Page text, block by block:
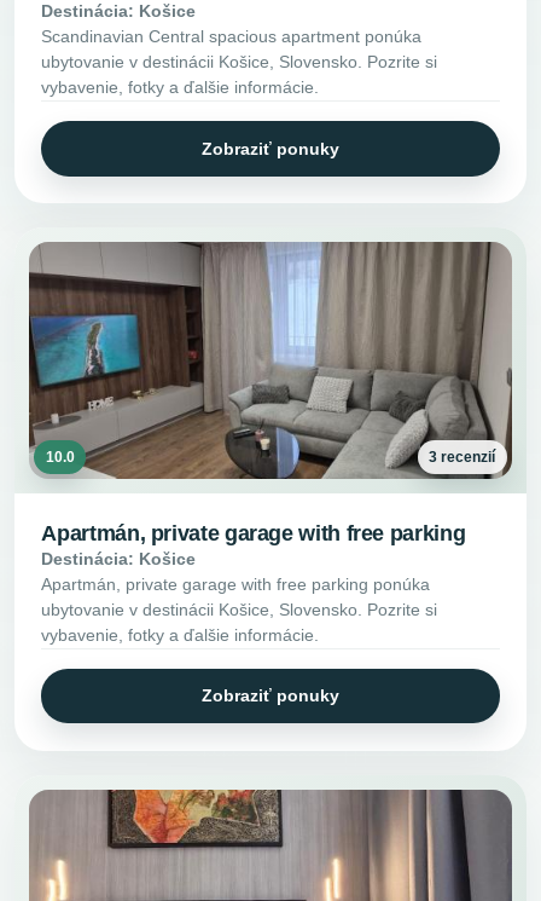
Destinácia: Košice
Scandinavian Central spacious apartment ponúka
ubytovanie v destinácii Košice, Slovensko. Pozrite si
vybavenie, fotky a ďalšie informácie.
Zobraziť ponuky
10.0 3 recenzií
Apartmán, private garage with free parking
Destinácia: Košice
Apartmán, private garage with free parking ponúka
ubytovanie v destinácii Košice, Slovensko. Pozrite si
vybavenie, fotky a ďalšie informácie.
Zobraziť ponuky